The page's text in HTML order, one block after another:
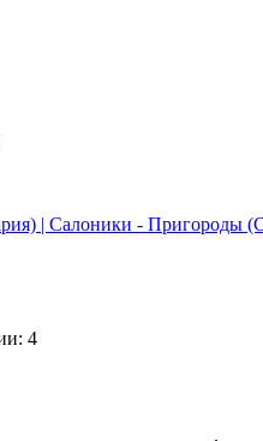
| Салоники - Пригороды
4